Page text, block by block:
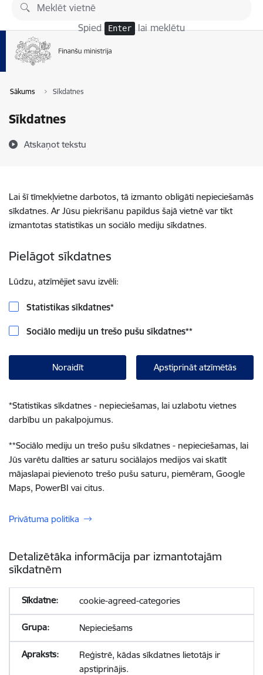
Pāriet uz lapas saturu
Spied Enter lai meklētu
Sākums Sīkdatnes
Sīkdatnes
Atskaņot tekstu
Lai šī tīmekļvietne darbotos, tā izmanto obligāti nepieciešamās
sīkdatnes. Ar Jūsu piekrišanu papildus šajā vietnē var tikt
izmantotas statistikas un sociālo mediju sīkdatnes.
Pielāgot sīkdatnes
Lūdzu, atzīmējiet savu izvēli:
Statistikas sīkdatnes*
Sociālo mediju un trešo pušu sīkdatnes**
Noraidīt Apstiprināt atzīmētās
*Statistikas sīkdatnes - nepieciešamas, lai uzlabotu vietnes
darbību un pakalpojumus.
**Sociālo mediju un trešo pušu sīkdatnes - nepieciešamas, lai
Jūs varētu dalīties ar saturu sociālajos medijos vai skatīt
mājaslapai pievienoto trešo pušu saturu, piemēram, Google
Maps, PowerBI vai citus.
Privātuma politika
Detalizētāka informācija par izmantotajām
sīkdatnēm
cookie-agreed-categories
Nepieciešams
Reģistrē, kādas sīkdatnes lietotājs ir
apstiprinājis.